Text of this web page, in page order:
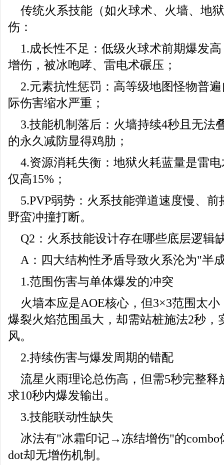
传统火系技能（如火球术、火墙、地
伤：
1.成长性不足：低级火球术前期爆发
增伤，被冰咆哮、雷电术碾压；
2.元素抗性惩罚：高等级地图怪物普
际伤害缩水严重；
3.技能机制落后：火墙持续4秒且无法
的永久减防显得鸡肋；
4.资源消耗失衡：地狱火耗蓝量是雷电
仅高15%；
5.PVP弱势：火系技能弹道速度慢、
野蛮冲撞打断。
Q2：火系技能设计存在哪些底层逻辑
A：四大结构性矛盾导致火系沦为"半
1.范围伤害与单体爆发的冲突
火墙本应是AOE核心，但3×3范围太
爆裂火焰范围虽大，却需站桩施法2秒，
风。
2.持续伤害与爆发周期的错配
流星火雨理论总伤高，但需5秒完整释
求10秒内爆发输出。
3.技能联动性缺失
冰法有"冰霜印记→冻结增伤"的combo
dot却无增伤机制。